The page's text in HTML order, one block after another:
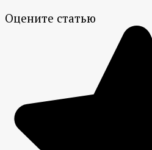
Оцените статью